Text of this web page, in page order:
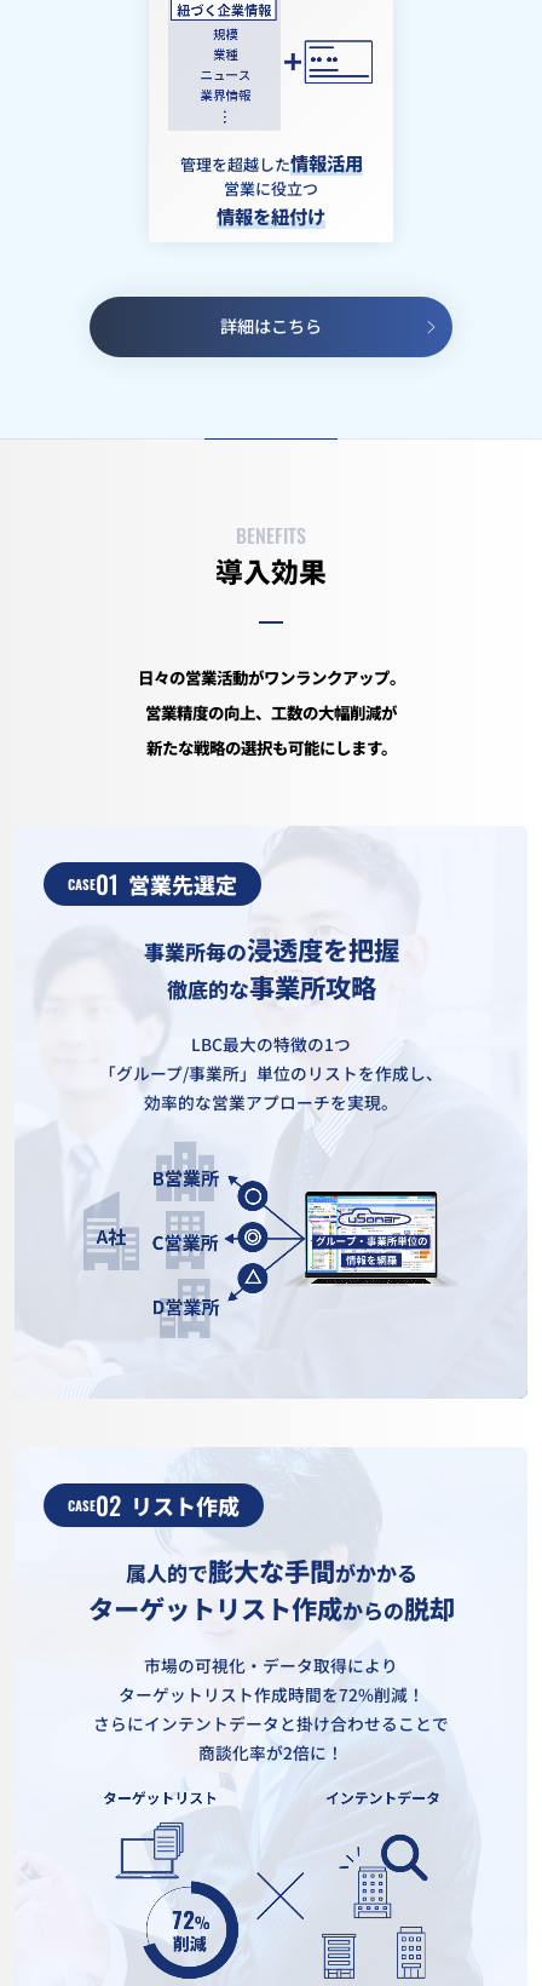
管理を超越した情報活用
営業に役立つ
情報を紐付け
詳細はこちら
BENEFITS
導入効果
日々の営業活動がワンランクアップ。
営業精度の向上、工数の大幅削減が
新たな戦略の選択も可能にします。
CASE01 営業先選定
事業所毎の浸透度を把握
徹底的な事業所攻略
LBC最大の特徴の1つ
「グループ/事業所」単位のリストを作成し、
効率的な営業アプローチを実現。
CASE02 リスト作成
属人的で膨大な手間がかかる
ターゲットリスト作成からの脱却
市場の可視化・データ取得により
ターゲットリスト作成時間を72%削減！
さらにインテントデータと掛け合わせることで
商談化率が2倍に！